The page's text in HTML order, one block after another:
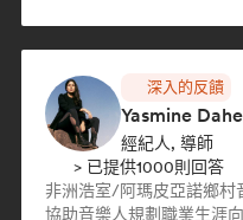
深入的反饋
Yasmine
經紀人, 導師
> 已提供1000則回答
非洲浩室/阿瑪皮亞諾鄉村
協助音樂人規劃職業生涯